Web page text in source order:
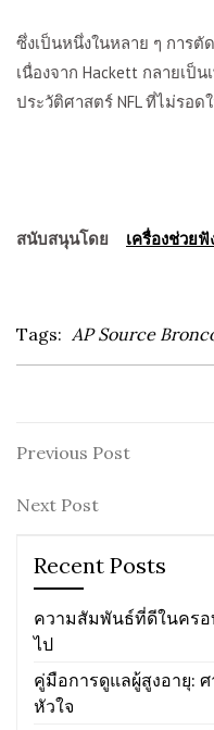
ซึ่งเป็นหนึ่งในหลาย ๆ การตั
เนื่องจาก Hackett กลายเป็
ประวัติศาสตร์ NFLที่ไม่รอด
สนับสนุนโดย เครื่องช่วย
Tags: AP Source
Post
navigation
Previous
Previous Post
Next
Next Post
Recent Posts
ความสัมพันธ์ที่ดีในครอ
ไป
คู่มือการดูแลผู้สูงอายุ:
หัวใจ